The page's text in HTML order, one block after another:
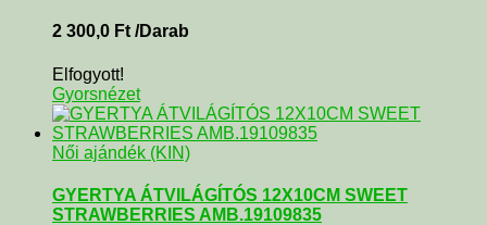
2 300,0 Ft /Darab
Elfogyott!
Gyorsnézet
Női ajándék (KIN)
GYERTYA ÁTVILÁGÍTÓS 12X10CM SWEET
STRAWBERRIES AMB.19109835